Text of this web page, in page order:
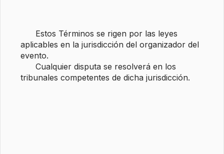
aplicables en la jurisdicción del organizador del
evento.
tribunales competentes de dicha jurisdicción.